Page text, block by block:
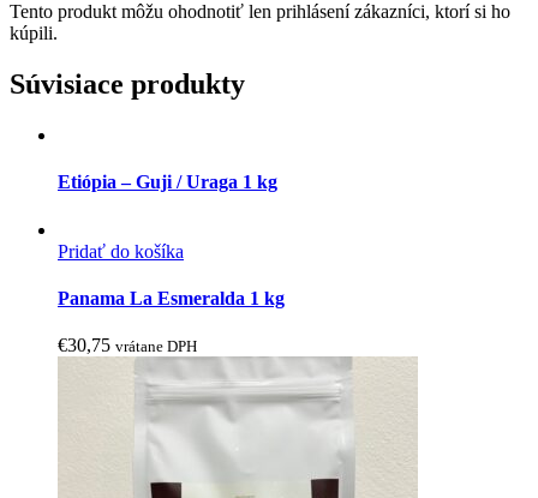
Tento produkt môžu ohodnotiť len prihlásení zákazníci, ktorí si ho
kúpili.
Súvisiace produkty
Etiópia – Guji / Uraga 1 kg
Pridať do košíka
Panama La Esmeralda 1 kg
€30,75 vrátane DPH